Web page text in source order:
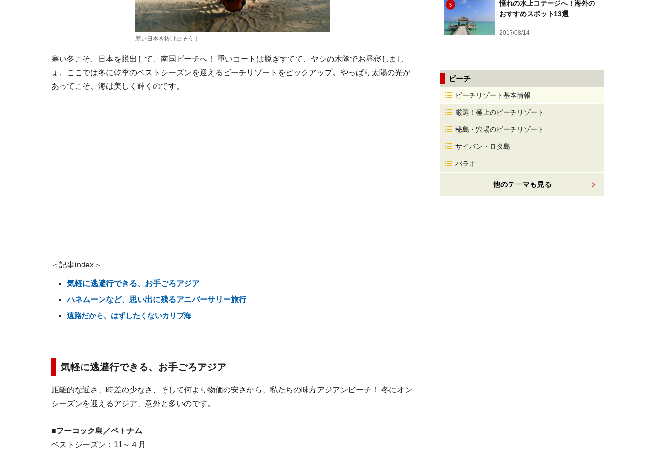
寒い日本を抜け出そう！
寒い冬こそ、日本を脱出して、南国ビーチへ！ 重いコートは脱ぎすてて、ヤシの木陰でお昼寝しまし
ょ。ここでは冬に乾季のベストシーズンを迎えるビーチリゾートをピックアップ。やっぱり太陽の光が
あってこそ、海は美しく輝くのです。
＜記事index＞
気軽に逃避行できる、お手ごろアジア
ハネムーンなど、思い出に残るアニバーサリー旅行
遠路だから、はずしたくないカリブ海
気軽に逃避行できる、お手ごろアジア
距離的な近さ、時差の少なさ、そして何より物価の安さから、私たちの味方アジアンビーチ！ 冬にオン
シーズンを迎えるアジア、意外と多いのです。
■フーコック島／ベトナム
ベストシーズン：11～４月
5
憧れの水上コテージへ！海外の
おすすめスポット13選
2017/08/14
ビーチ
ビーチリゾート基本情報
厳選！極上のビーチリゾート
秘島・穴場のビーチリゾート
サイパン・ロタ島
パラオ
他のテーマも見る